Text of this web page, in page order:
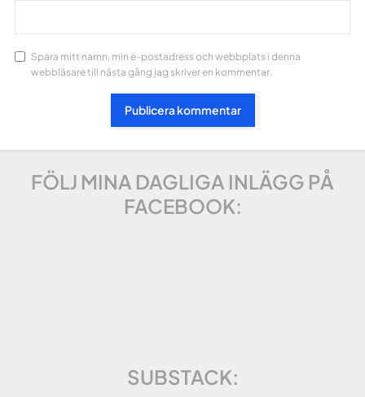
Spara mitt namn, min e-postadress och webbplats i denna
webbläsare till nästa gång jag skriver en kommentar.
FÖLJ MINA DAGLIGA INLÄGG PÅ
FACEBOOK:
SUBSTACK: